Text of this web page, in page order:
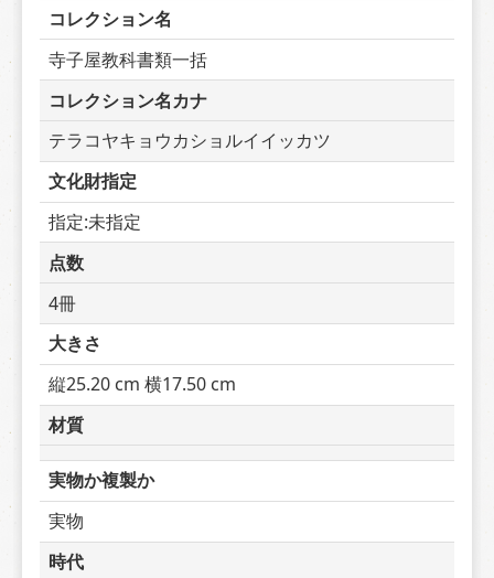
コレクション名
寺子屋教科書類一括
コレクション名カナ
テラコヤキョウカショルイイッカツ
文化財指定
指定:未指定
点数
4冊
大きさ
縦25.20 cm 横17.50 cm
材質
実物か複製か
実物
時代